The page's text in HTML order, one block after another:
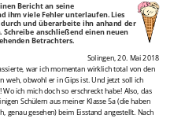
Bericht an seine
ihm viele Fehler unterlaufen. Lies
und überarbeite ihn anhand der
anschließend einen neuen
Betrachters.
Solingen, 20. Mai 2018
war ich momentan wirklich total von den
weh, obwohl er in Gips ist. Und jetzt soll ich
ich mich doch so erschreckt habe! Also, das
Schülern aus meiner Klasse 5a (die haben
genau gesehen) beim Eisstand angestellt. Nach